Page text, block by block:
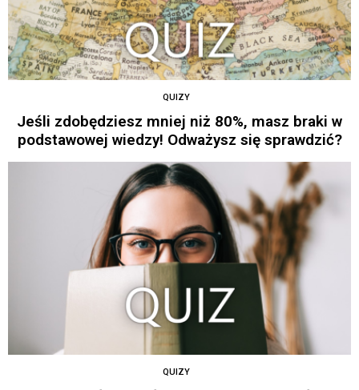
QUIZY
Jeśli zdobędziesz mniej niż 80%, masz braki w
podstawowej wiedzy! Odważysz się sprawdzić?
QUIZY